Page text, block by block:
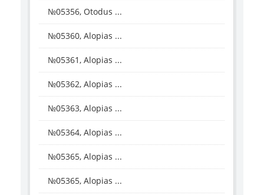
№05356, Otodus ...
№05360, Alopias ...
№05361, Alopias ...
№05362, Alopias ...
№05363, Alopias ...
№05364, Alopias ...
№05365, Alopias ...
№05365, Alopias ...